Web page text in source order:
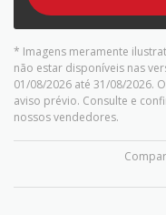
* Imagens meramente
não estar disponíveis nas
01/08/2026 até 31/08/2026.
aviso prévio. Consulte e
nossos vendedores.